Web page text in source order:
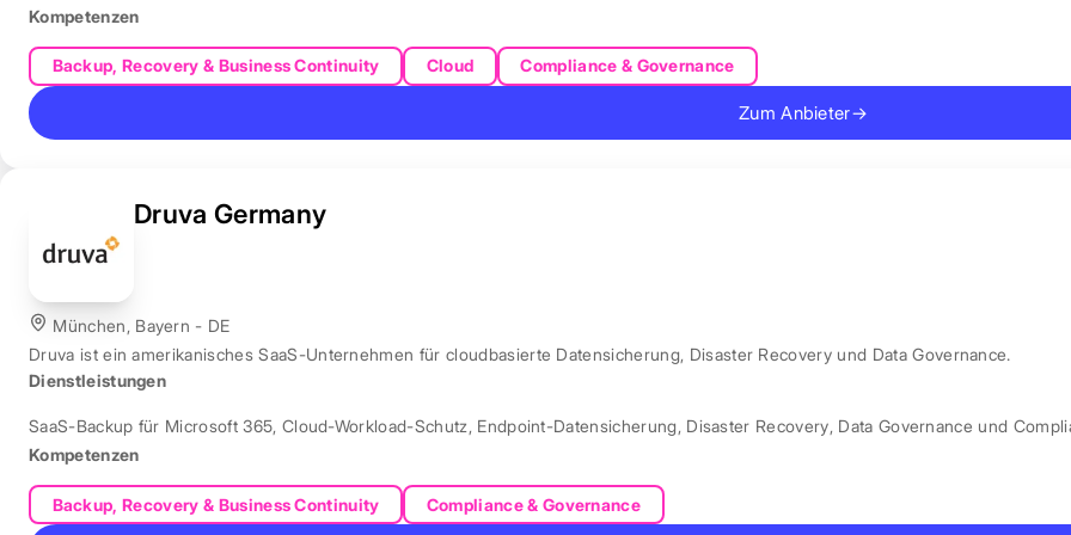
Kompetenzen
Backup, Recovery & Business Continuity Cloud Compliance & Governance
Zum Anbieter→
Druva Germany
München, Bayern - DE
Druva ist ein amerikanisches SaaS-Unternehmen für cloudbasierte Datensicherung, Disaster Recovery und Data Governance.
Dienstleistungen
SaaS-Backup für Microsoft 365, Cloud-Workload-Schutz, Endpoint-Datensicherung, Disaster Recovery, Data Governance und
Kompetenzen
Backup, Recovery & Business Continuity Compliance & Governance